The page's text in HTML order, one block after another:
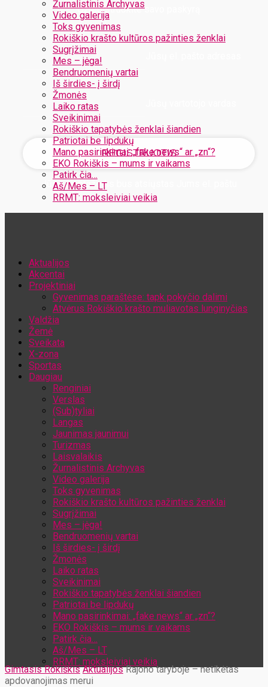
Žurnalistinis Archyvas
Video galerija
Toks gyvenimas
Rokiškio krašto kultūros pažinties ženklai
Sugrįžimai
Mes – jėga!
Bendruomenių vartai
Iš širdies- į širdį
Žmonės
Laiko ratas
Sveikinimai
Rokiškio tapatybės ženklai šiandien
Patriotai be lipdukų
Mano pasirinkimai: „fake news“ ar „zn“?
EKO Rokiškis – mums ir vaikams
Patirk čia…
Aš/Mes – LT
RRMT: moksleiviai veikia
Užregistruokite savo paskyrą
Jūsų slaptažodis bus atsiųstas Jums el. paštu
Aktualijos
Akcentai
Projektiniai
Gyvenimas paraštėse: tapk pokyčio dalimi
Atvėrus Rokiškio krašto muliavotas lunginyčias
Valdžia
Žemė
Sveikata
X-zona
Sportas
Daugiau
Renginiai
Verslas
(Sub)tyliai
Langas
Jaunimas jaunimui
Turizmas
Laisvalaikis
Žurnalistinis Archyvas
Video galerija
Toks gyvenimas
Rokiškio krašto kultūros pažinties ženklai
Sugrįžimai
Mes – jėga!
Bendruomenių vartai
Iš širdies- į širdį
Žmonės
Laiko ratas
Sveikinimai
Rokiškio tapatybės ženklai šiandien
Patriotai be lipdukų
Mano pasirinkimai: „fake news“ ar „zn“?
EKO Rokiškis – mums ir vaikams
Patirk čia…
Aš/Mes – LT
RRMT: moksleiviai veikia
Gimtasis Rokiškis Aktualijos Rajono taryboje – netikėtas
apdovanojimas merui